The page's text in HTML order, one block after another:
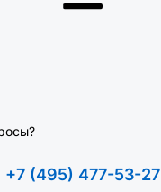
+7 (495) 477-53-27